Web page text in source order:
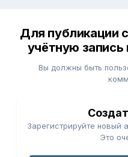
Для публикации
учётную запись
Вы должны быть
Зарегистрируйте новый
Это